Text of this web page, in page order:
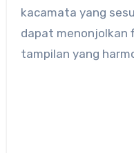
kacamata yang
dapat menonjolkan
tampilan yang